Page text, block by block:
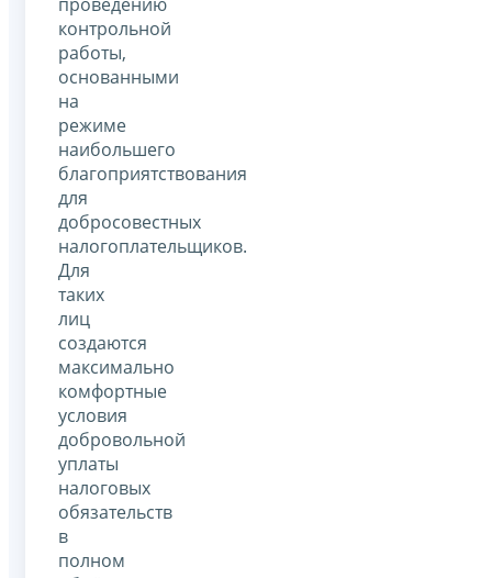
контрольной
работы,
основанными
на
режиме
наибольшего
благоприятствования
для
добросовестных
налогоплательщиков.
Для
таких
лиц
создаются
максимально
комфортные
условия
добровольной
уплаты
налоговых
обязательств
в
полном